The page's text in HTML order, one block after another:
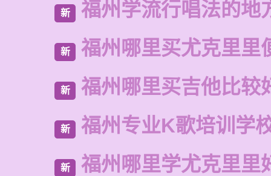
新 福州学流行唱法的地
新 福州哪里买尤克里里
新 福州哪里买吉他比较
新 福州专业K歌培训学
新 福州哪里学尤克里里